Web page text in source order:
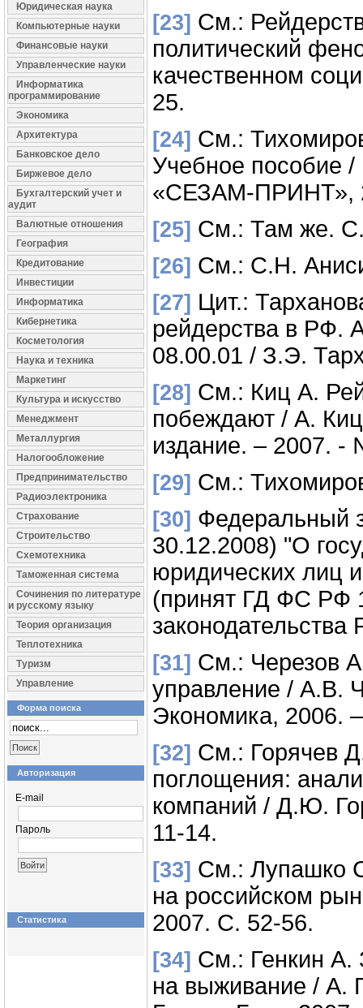
Юридическая наука
Компьютерные науки
Финансовые науки
Управленческие науки
Информатика
программирование
Экономика
Архитектура
Банковское дело
Биржевое дело
Бухгалтерский учет и
аудит
Валютные отношения
География
Кредитование
Инвестиции
Информатика
Кибернетика
Косметология
Наука и техника
Маркетинг
Культура и искусство
Менеджмент
Металлургия
Налогообложение
Предпринимательство
Радиоэлектроника
Страхование
Строительство
Схемотехника
Таможенная система
Сочинения по литературе
и русскому языку
Теория организация
Теплотехника
Туризм
Управление
Форма поиска
Авторизация
E-mail
Пароль
Статистика
[23] См.:
политический
качественном
25.
[24] См.:
Учебное
«СЕЗАМ-ПРИНТ»,
[25] См.: Там же.
[26] См.: С.Н.
[27] Цит.:
рейдерства в РФ.
08.00.01 / З.Э.
[28] См.: Киц А.
побеждают / А.
издание. – 2007.
[29] См.:
[30] Федеральный
30.12.2008) "О
юридических лиц
(принят ГД ФС РФ
[31] См.: Черезов
управление / А.В.
Экономика, 2006.
[32] См.: Горячев
поглощения:
компаний / Д.Ю.
11-14.
[33] См.: Лупашко
на российском
2007. С. 52-56.
[34] См.: Генкин А.
на выживание / А.